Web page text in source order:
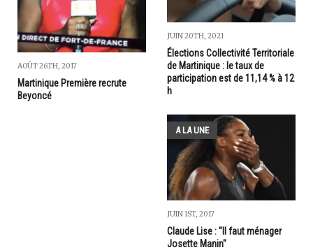
AOÛT 26TH, 2017
Martinique Première recrute
Beyoncé
JUIN 20TH, 2021
Élections Collectivité Territoriale
de Martinique : le taux de
participation est de 11,14 % à 12
h
A LA UNE
JUIN 1ST, 2017
Claude Lise : "Il faut ménager
Josette Manin"